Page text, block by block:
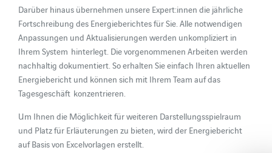
Darüber hinaus übernehmen unsere Expert:innen die jährliche
Fortschreibung des Energieberichtes für Sie. Alle notwendigen
Anpassungen und Aktualisierungen werden unkompliziert in
Ihrem System hinterlegt. Die vorgenommenen Arbeiten werden
nachhaltig dokumentiert. So erhalten Sie einfach Ihren aktuellen
Energiebericht und können sich mit Ihrem Team auf das
Tagesgeschäft konzentrieren.
Um Ihnen die Möglichkeit für weiteren Darstellungsspielraum
und Platz für Erläuterungen zu bieten, wird der Energiebericht
auf Basis von Excelvorlagen erstellt.